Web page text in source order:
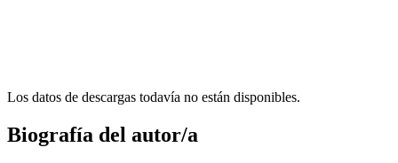
Los datos de descargas todavía no están disponibles.
Biografía del autor/a